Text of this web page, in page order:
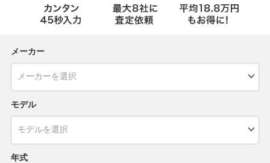
メーカー
モデル
年式